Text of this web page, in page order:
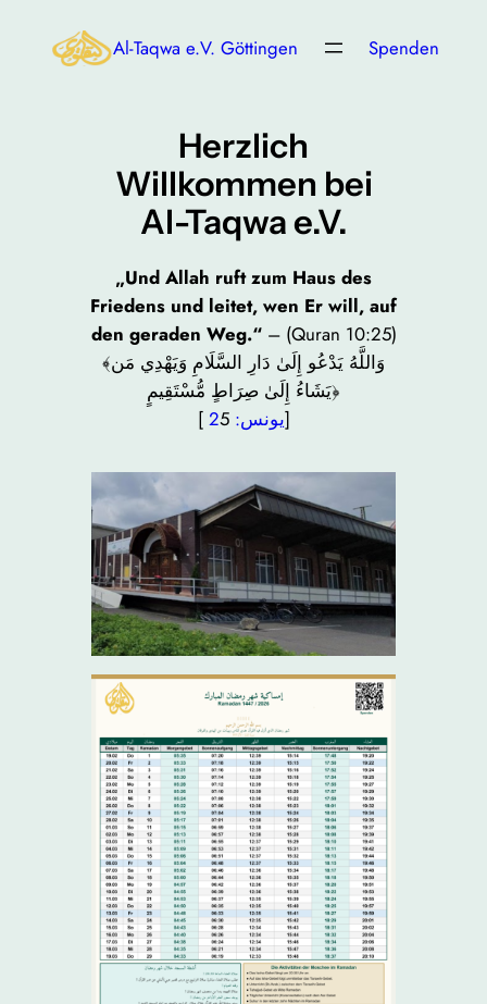
Al-Taqwa e.V. Göttingen Spenden
Herzlich
Willkommen bei
Al-Taqwa e.V.
„Und Allah ruft zum Haus des
Friedens und leitet, wen Er will, auf
den geraden Weg.“– (Quran 10:25)
﴾وَاللَّهُ يَدْعُو إِلَىٰ دَارِ السَّلَامِ وَيَهْدِي مَن
يَشَاءُ إِلَىٰ صِرَاطٍ مُّسْتَقِيمٍ﴿
[
يونس: 25]